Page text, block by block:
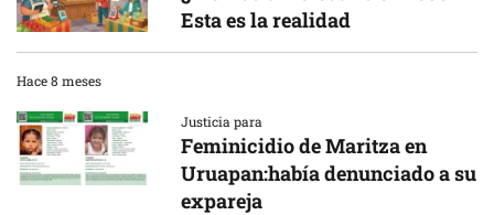
Esta es la realidad
Hace 8 meses
Justicia para
Feminicidio de Maritza en
Uruapan:había denunciado a su
expareja